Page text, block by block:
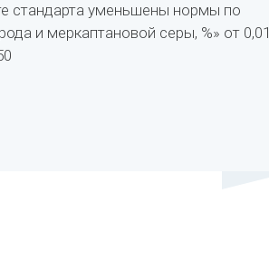
стандарта уменьшены нормы по
и меркаптановой серы, %» от 0,01